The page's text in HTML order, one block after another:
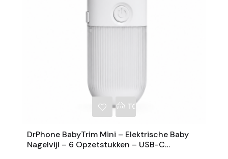
TOEVOEGEN AAN
DrPhone BabyTrim Mini – Elektrische Baby
Nagelvijl – 6 Opzetstukken – USB-C